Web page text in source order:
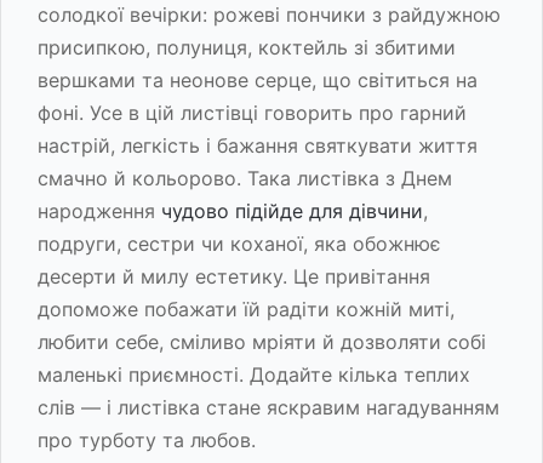
солодкої вечірки: рожеві пончики з райдужною
присипкою, полуниця, коктейль зі збитими
вершками та неонове серце, що світиться на
фоні. Усе в цій листівці говорить про гарний
настрій, легкість і бажання святкувати життя
смачно й кольорово. Така листівка з Днем
народження чудово підійде для дівчини,
подруги, сестри чи коханої, яка обожнює
десерти й милу естетику. Це привітання
допоможе побажати їй радіти кожній миті,
любити себе, сміливо мріяти й дозволяти собі
маленькі приємності. Додайте кілька теплих
слів — і листівка стане яскравим нагадуванням
про турботу та любов.